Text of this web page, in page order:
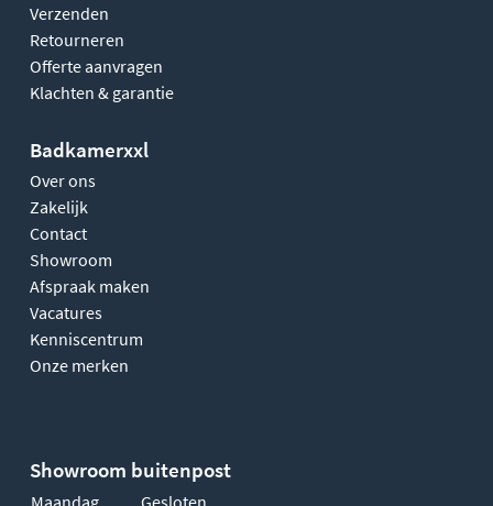
Verzenden
Retourneren
Offerte aanvragen
Klachten & garantie
Badkamerxxl
Over ons
Zakelijk
Contact
Showroom
Afspraak maken
Vacatures
Kenniscentrum
Onze merken
Showroom buitenpost